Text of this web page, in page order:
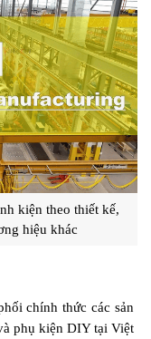
kiện theo thiết kế,
hiệu khác
chính thức các sản
phụ kiện DIY tại Việt